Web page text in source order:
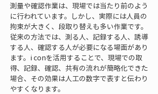
測量や確認作業は、現場では当たり前のよう
に行われています。しかし、実際には人員の
拘束が大きく、段取り替えも多い作業です。
従来の方法では、測る人、記録する人、誘導
する人、確認する人が必要になる場面があり
ます。i conを活用することで、現場での取
得、記録、確認、共有の流れが簡略化できた
場合、その効果は人工の数字で表すと伝わり
やすくなります。